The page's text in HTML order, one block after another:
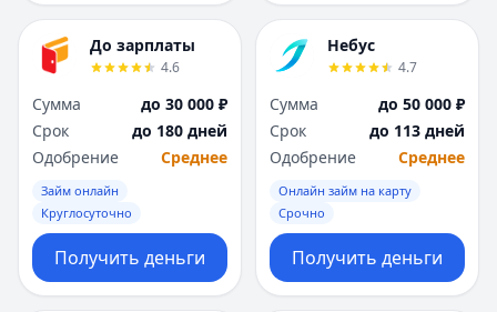
До зарплаты
4.6
Сумма
до 30 000 ₽
Срок
до 180 дней
Одобрение
Среднее
Займ онлайн
Круглосуточно
Получить деньги
Небус
4.7
Сумма
до 50 000 ₽
Срок
до 113 дней
Одобрение
Среднее
Онлайн займ на карту
Срочно
Получить деньги